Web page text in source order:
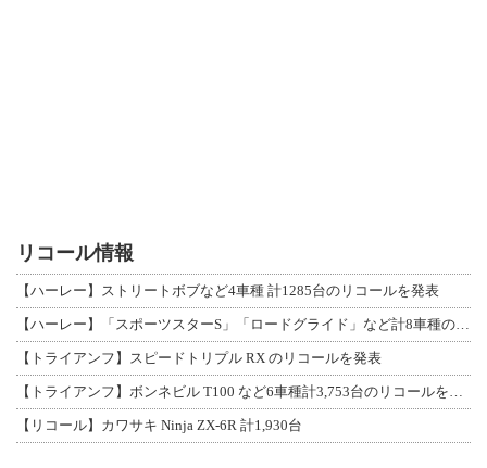
リコール情報
【ハーレー】ストリートボブなど4車種 計1285台のリコールを発表
【ハーレー】「スポーツスターS」「ロードグライド」など計8車種のリコールを発表
【トライアンフ】スピードトリプル RX のリコールを発表
【トライアンフ】ボンネビル T100 など6車種計3,753台のリコールを発表
【リコール】カワサキ Ninja ZX-6R 計1,930台